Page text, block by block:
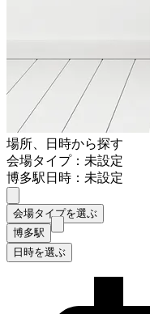
場所、日時から探す
会場タイプ：未設定
博多駅日時：未設定
会場タイプを選ぶ
博多駅
日時を選ぶ